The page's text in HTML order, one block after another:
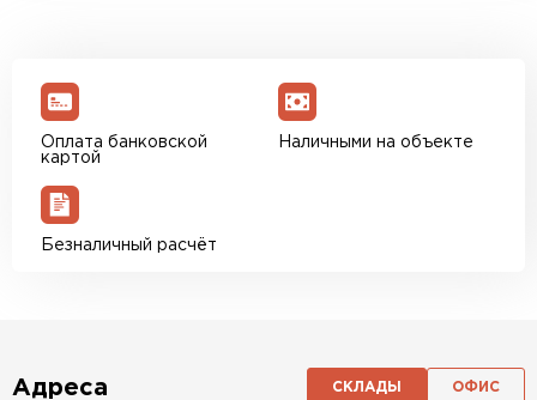
Оплата банковской
картой
Наличными на объекте
Безналичный расчёт
Адреса СКЛАДЫ ОФИС